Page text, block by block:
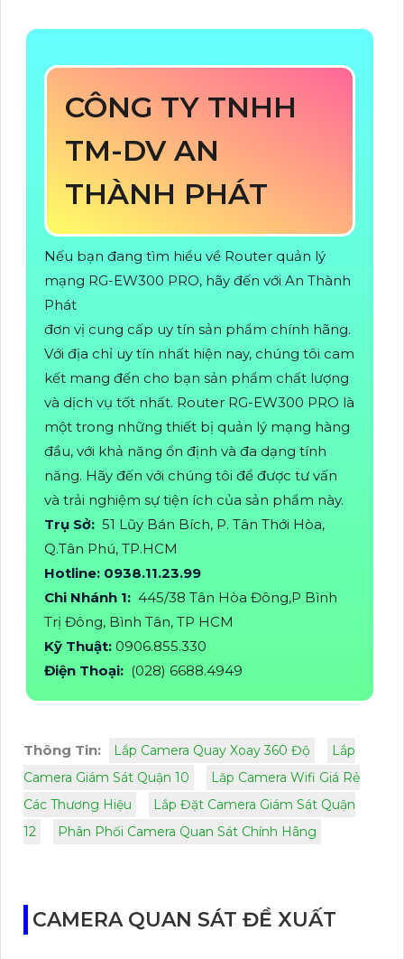
CÔNG TY TNHH
TM-DV AN
THÀNH PHÁT
Nếu bạn đang tìm hiểu về Router quản lý
mạng RG-EW300 PRO, hãy đến với An Thành
Phát
đơn vị cung cấp uy tín sản phẩm chính hãng.
Với địa chỉ uy tín nhất hiện nay, chúng tôi cam
kết mang đến cho bạn sản phẩm chất lượng
và dịch vụ tốt nhất. Router RG-EW300 PRO là
một trong những thiết bị quản lý mạng hàng
đầu, với khả năng ổn định và đa dạng tính
năng. Hãy đến với chúng tôi để được tư vấn
và trải nghiệm sự tiện ích của sản phẩm này.
Trụ Sở: 51 Lũy Bán Bích, P. Tân Thới Hòa,
Q.Tân Phú, TP.HCM
Hotline: 0938.11.23.99
Chi Nhánh 1: 445/38 Tân Hòa Đông,P Bình
Trị Đông, Bình Tân, TP HCM
Kỹ Thuật: 0906.855.330
Điện Thoại: (028) 6688.4949
Thông Tin: Lắp Camera Quay Xoay 360 Độ
Lắp
Camera Giám Sát Quận 10
Lăp Camera Wifi Giá Rẻ
Các Thương Hiệu
Lắp Đặt Camera Giám Sát Quận
12
Phân Phối Camera Quan Sát Chính Hãng
CAMERA QUAN SÁT ĐỀ XUẤT